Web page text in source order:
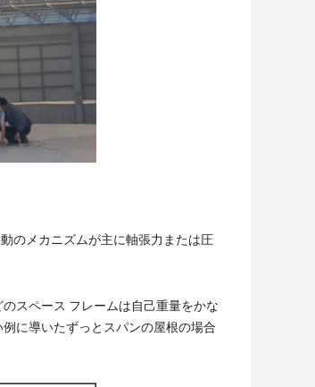
のメカニズムが主に軸張力または圧
スペース フレームは自己重量をかな
に導いたずっとスパンの屋根の場合